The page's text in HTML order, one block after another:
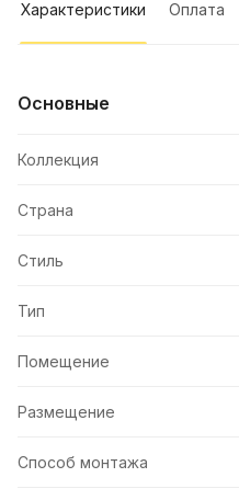
Характеристики Оплата
Основные
Коллекция
Страна
Стиль
Тип
Помещение
Размещение
Способ монтажа